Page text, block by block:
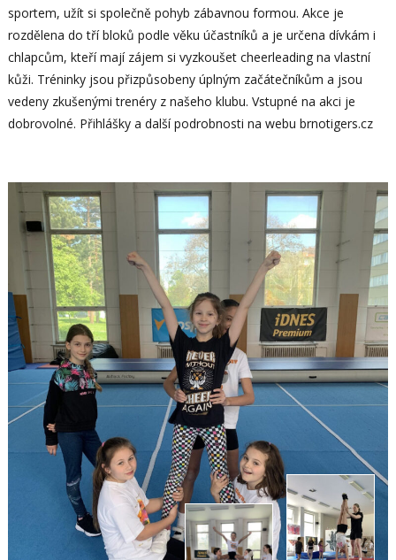
sportem, užít si společně pohyb zábavnou formou. Akce je
rozdělena do tří bloků podle věku účastníků a je určena dívkám i
chlapcům, kteří mají zájem si vyzkoušet cheerleading na vlastní
kůži. Tréninky jsou přizpůsobeny úplným začátečníkům a jsou
vedeny zkušenými trenéry z našeho klubu. Vstupné na akci je
dobrovolné. Přihlášky a další podrobnosti na webu brnotigers.cz